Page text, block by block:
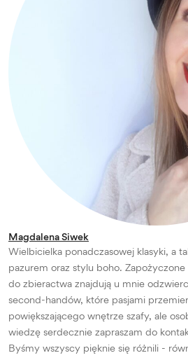
Magdalena Siwek
Wielbicielka ponadczasowej klasyki, a
pazurem oraz stylu boho.
do zbieractwa znajdują u mnie
second-handów, które pasjami
powiększającego wnętrze szafy, ale
wiedzę serdecznie zapraszam do
Byśmy wszyscy pięknie się różnili -